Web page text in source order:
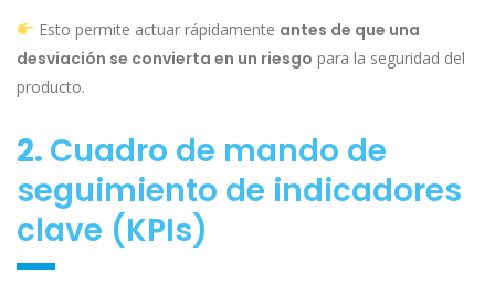
Esto permite actuar rápidamente antes de que una
desviación se convierta en un riesgo para la seguridad del
producto.
2. Cuadro de mando de
seguimiento de indicadores
clave (KPIs)